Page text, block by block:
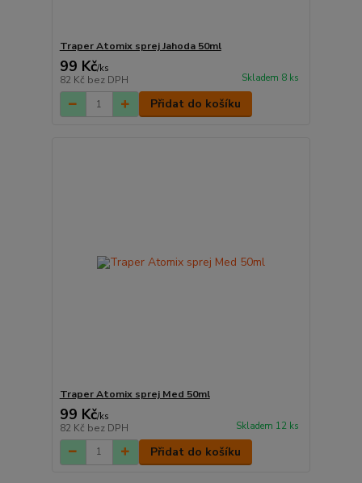
Traper Atomix sprej Jahoda 50ml
99 Kč/ks
82 Kč bez DPH Skladem 8 ks
Přidat do košíku
Traper Atomix sprej Med 50ml
99 Kč/ks
82 Kč bez DPH Skladem 12 ks
Přidat do košíku